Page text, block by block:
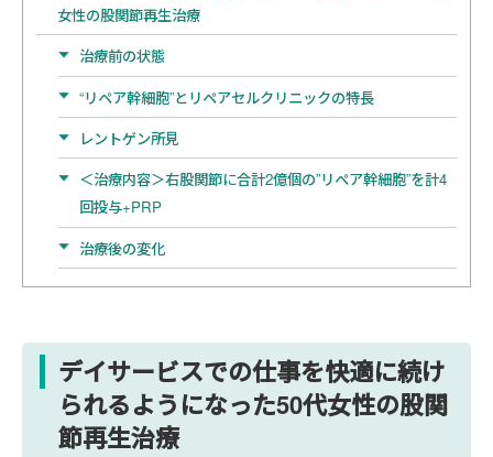
女性の股関節再生治療
治療前の状態
“リペア幹細胞”とリペアセルクリニックの特長
レントゲン所見
＜治療内容＞右股関節に合計2億個の”リペア幹細胞”を計4
回投与+PRP
治療後の変化
デイサービスでの仕事を快適に続け
られるようになった50代女性の股関
節再生治療